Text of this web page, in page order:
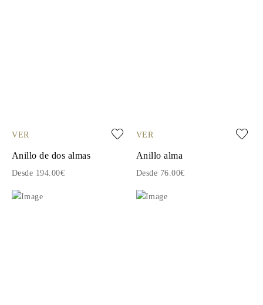
VER
Anillo de dos almas
Desde 194.00€
VER
Anillo alma
Desde 76.00€